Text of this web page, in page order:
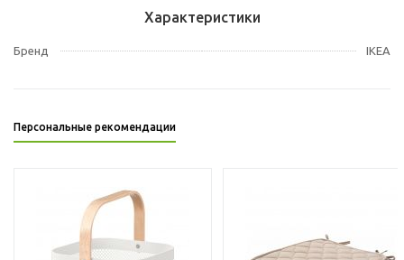
Характеристики
Бренд IKEA
Персональные рекомендации